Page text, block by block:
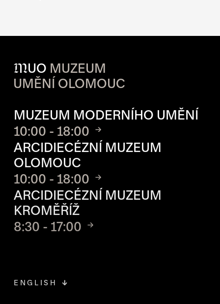
MUO MUZEUM
UMĚNÍ OLOMOUC
MUZEUM MODERNÍHO UMĚNÍ
10:00 - 18:00
ARCIDIECÉZNÍ MUZEUM
OLOMOUC
10:00 - 18:00
ARCIDIECÉZNÍ MUZEUM
KROMĚŘÍŽ
8:30 - 17:00
ENGLISH